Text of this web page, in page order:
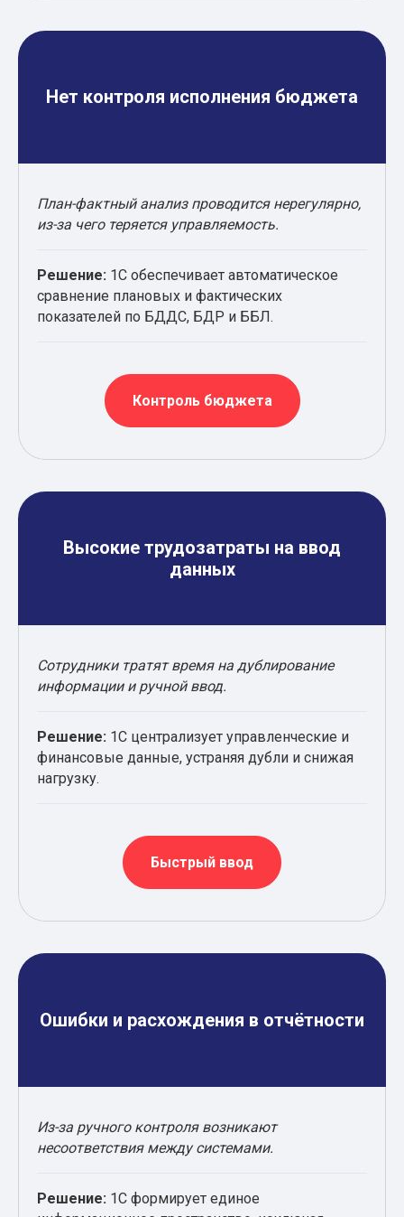
Нет контроля исполнения бюджета
План-фактный анализ проводится нерегулярно,
из-за чего теряется управляемость.
Решение: 1С обеспечивает автоматическое
сравнение плановых и фактических
показателей по БДДС, БДР и ББЛ.
Контроль бюджета
Высокие трудозатраты на ввод
данных
Сотрудники тратят время на дублирование
информации и ручной ввод.
Решение: 1С централизует управленческие и
финансовые данные, устраняя дубли и снижая
нагрузку.
Быстрый ввод
Ошибки и расхождения в отчётности
Из-за ручного контроля возникают
несоответствия между системами.
Решение: 1С формирует единое